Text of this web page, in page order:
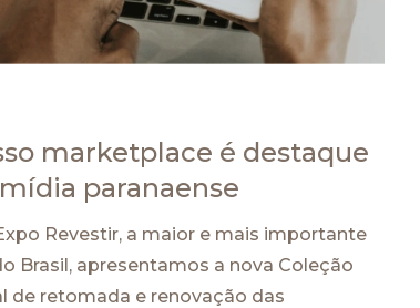
marketplace é destaque
paranaense
Revestir, a maior e mais importante
Brasil, apresentamos a nova Coleção
de retomada e renovação das